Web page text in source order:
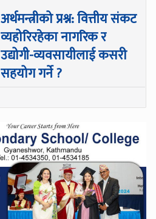
अर्थमन्त्रीको प्रश्न: वित्तीय संकट
व्यहोरिरहेका नागरिक र
उद्योगी-व्यवसायीलाई कसरी
सहयोग गर्ने ?